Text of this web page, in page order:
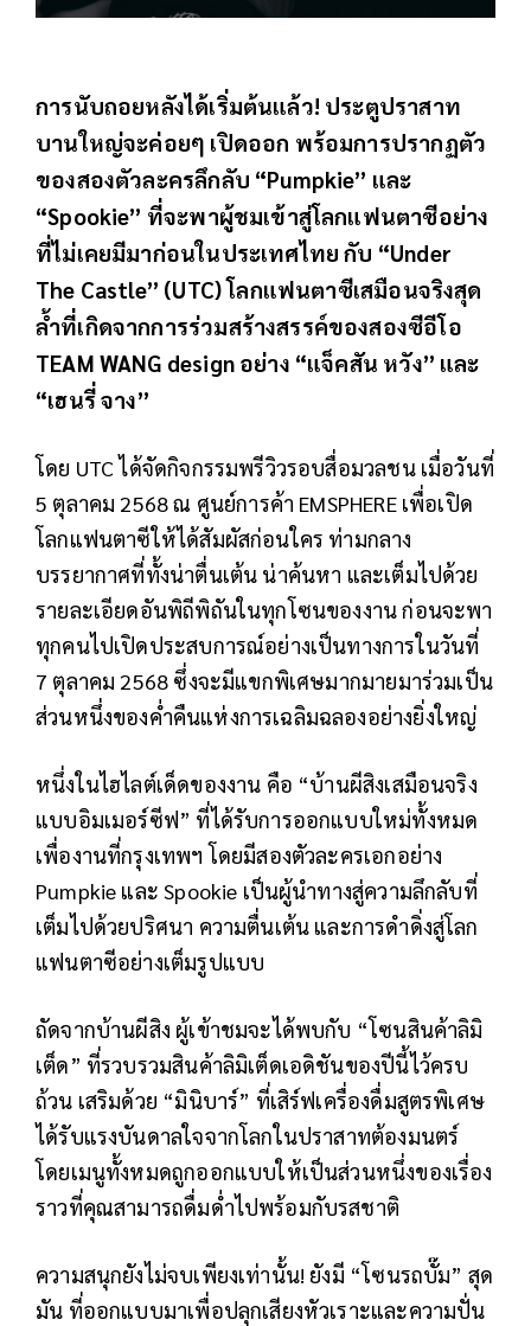
การนับถอยหลังได้เริ่มต้นแล้ว! ประตูปราสาท
บานใหญ่จะค่อยๆ เปิดออก พร้อมการปรากฏตัว
ของสองตัวละครลึกลับ “Pumpkie” และ
“Spookie” ที่จะพาผู้ชมเข้าสู่โลกแฟนตาซีอย่าง
ที่ไม่เคยมีมาก่อนในประเทศไทย กับ “Under
The Castle” (UTC) โลกแฟนตาซีเสมือนจริงสุด
ล้ำที่เกิดจากการร่วมสร้างสรรค์ของสองซีอีโอ
TEAM WANG design อย่าง “แจ็คสัน หวัง” และ
“เฮนรี่ จาง”
โดย UTC ได้จัดกิจกรรมพรีวิวรอบสื่อมวลชน เมื่อวันที่
5 ตุลาคม 2568 ณ ศูนย์การค้า EMSPHERE เพื่อเปิด
โลกแฟนตาซีให้ได้สัมผัสก่อนใคร ท่ามกลาง
บรรยากาศที่ทั้งน่าตื่นเต้น น่าค้นหา และเต็มไปด้วย
รายละเอียดอันพิถีพิถันในทุกโซนของงาน ก่อนจะพา
ทุกคนไปเปิดประสบการณ์อย่างเป็นทางการในวันที่
7 ตุลาคม 2568 ซึ่งจะมีแขกพิเศษมากมายมาร่วมเป็น
ส่วนหนึ่งของค่ำคืนแห่งการเฉลิมฉลองอย่างยิ่งใหญ่
หนึ่งในไฮไลต์เด็ดของงาน คือ “บ้านผีสิงเสมือนจริง
แบบอิมเมอร์ซีฟ” ที่ได้รับการออกแบบใหม่ทั้งหมด
เพื่องานที่กรุงเทพฯ โดยมีสองตัวละครเอกอย่าง
Pumpkie และ Spookie เป็นผู้นำทางสู่ความลึกลับที่
เต็มไปด้วยปริศนา ความตื่นเต้น และการดำดิ่งสู่โลก
แฟนตาซีอย่างเต็มรูปแบบ
ถัดจากบ้านผีสิง ผู้เข้าชมจะได้พบกับ “โซนสินค้าลิมิ
เต็ด” ที่รวบรวมสินค้าลิมิเต็ดเอดิชันของปีนี้ไว้ครบ
ถ้วน เสริมด้วย “มินิบาร์” ที่เสิร์ฟเครื่องดื่มสูตรพิเศษ
ได้รับแรงบันดาลใจจากโลกในปราสาทต้องมนตร์
โดยเมนูทั้งหมดถูกออกแบบให้เป็นส่วนหนึ่งของเรื่อง
ราวที่คุณสามารถดื่มด่ำไปพร้อมกับรสชาติ
ความสนุกยังไม่จบเพียงเท่านั้น! ยังมี “โซนรถบั๊ม” สุด
มัน ที่ออกแบบมาเพื่อปลุกเสียงหัวเราะและความปั่น